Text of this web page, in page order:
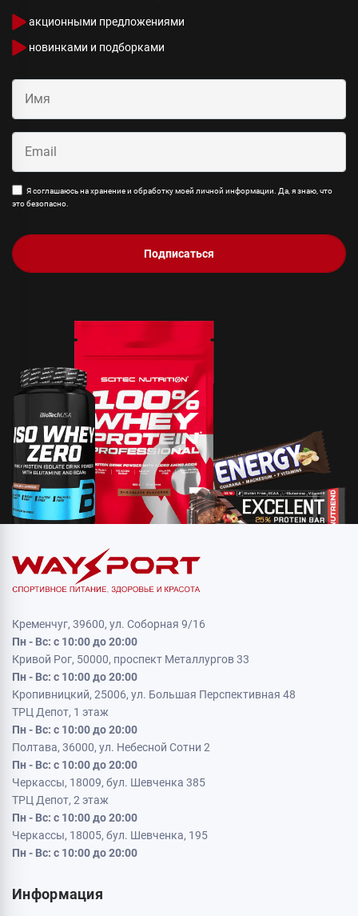
акционными предложениями
новинками и подборками
Я соглашаюсь на хранение и обработку моей личной информации. Да, я знаю, что
это безопасно.
Подписаться
Кременчуг, 39600, ул. Соборная 9/16
Пн - Вс: с 10:00 до 20:00
Кривой Рог, 50000, проспект Металлургов 33
Пн - Вс: с 10:00 до 20:00
Кропивницкий, 25006, ул. Большая Перспективная 48
ТРЦ Депот, 1 этаж
Пн - Вс: с 10:00 до 20:00
Полтава, 36000, ул. Небесной Сотни 2
Пн - Вс: с 10:00 до 20:00
Черкассы, 18009, бул. Шевченка 385
ТРЦ Депот, 2 этаж
Пн - Вс: с 10:00 до 20:00
Черкассы, 18005, бул. Шевченка, 195
Пн - Вс: с 10:00 до 20:00
Информация